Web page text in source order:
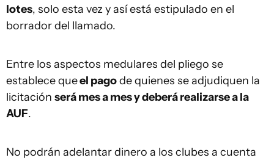
lotes, solo esta vez y así está estipulado en el
borrador del llamado.
Entre los aspectos medulares del pliego se
establece queel pagode quienes se adjudiquen la
licitación será mes a mes y deberá realizarse a la
AUF.
No podrán adelantar dinero a los clubes a cuenta